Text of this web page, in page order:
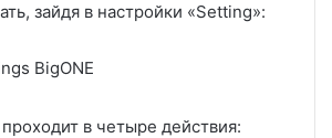
зайдя в настройки «Setting»:
в четыре действия: